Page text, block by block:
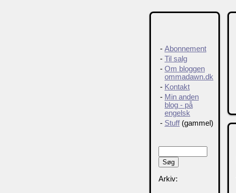
- Abonnement
- Til salg
- Om bloggen
ommadawn.dk
- Kontakt
- Min anden
blog - på
engelsk
- Stuff(gammel)
Arkiv: